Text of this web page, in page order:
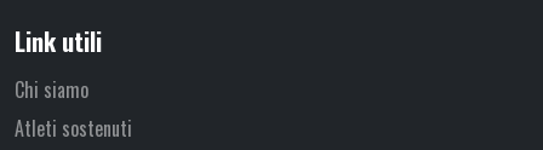
Link utili
Chi siamo
Atleti sostenuti